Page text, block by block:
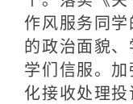
作风服务同
的政治面貌、
学们信服。
化接收处理